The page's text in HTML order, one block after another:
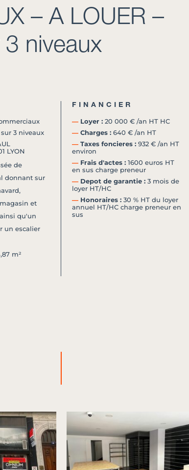
– A LOUER –
niveaux
3 niveaux
LYON
de
donnant sur
et
qu'un
un escalier
m²
FINANCIER
―Loyer :20 000 € /an HT HC
―Charges :640 € /an HT
―Taxes foncieres :932 € /an HT
environ
―Frais d'actes :1600 euros HT
en sus charge preneur
―Depot de garantie :3 mois de
loyer HT/HC
―Honoraires :30 % HT du loyer
annuel HT/HC charge preneur en
sus